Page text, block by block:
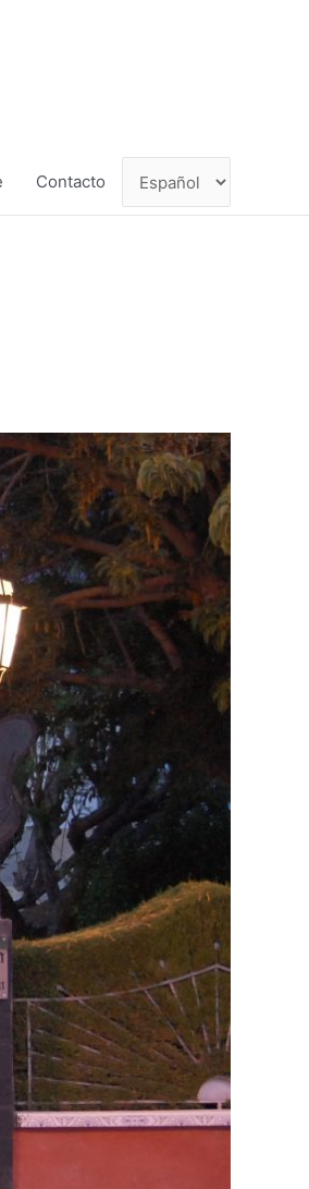
Contacto